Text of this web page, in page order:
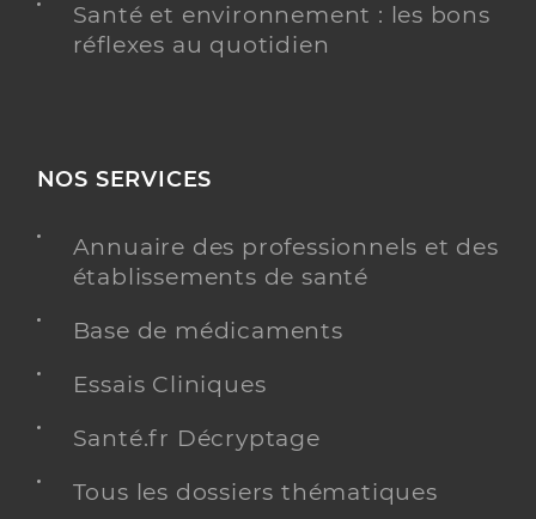
Santé et environnement : les bons
réflexes au quotidien
NOS SERVICES
Annuaire des professionnels et des
établissements de santé
Base de médicaments
Essais Cliniques
Santé.fr Décryptage
Tous les dossiers thématiques